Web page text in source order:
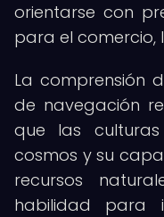
orientarse con
para el comercio,
La comprensión
de navegación
que las
cosmos y su
recursos
habilidad para